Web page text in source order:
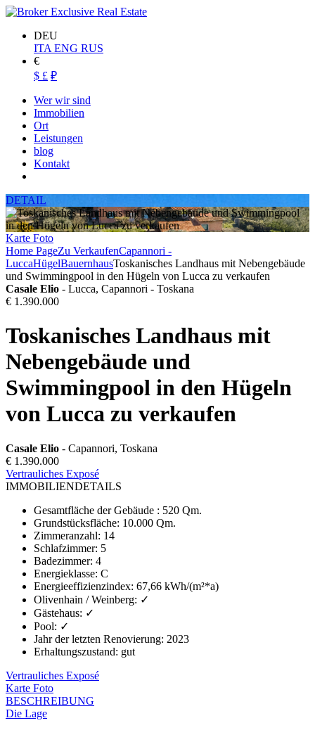
DEU
ITA ENG RUS
€
$ £ ₽
Wer wir sind
Immobilien
Ort
Leistungen
blog
Kontakt
DETAIL
Karte Foto
Home PageZu VerkaufenCapannori -
LuccaHügelBauernhausToskanisches Landhaus mit Nebengebäude
und Swimmingpool in den Hügeln von Lucca zu verkaufen
Casale Elio - Lucca, Capannori - Toskana
€ 1.390.000
Toskanisches Landhaus mit
Nebengebäude und
Swimmingpool in den Hügeln
von Lucca zu verkaufen
Casale Elio - Capannori, Toskana
€ 1.390.000
Vertrauliches Exposé
IMMOBILIENDETAILS
Gesamtfläche der Gebäude : 520 Qm.
Grundstücksfläche: 10.000 Qm.
Zimmeranzahl: 14
Schlafzimmer: 5
Badezimmer: 4
Energieklasse: C
Energieeffizienzindex: 67,66 kWh/(m²*a)
Olivenhain / Weinberg: ✓
Gästehaus: ✓
Pool: ✓
Jahr der letzten Renovierung: 2023
Erhaltungszustand: gut
Vertrauliches Exposé
Karte Foto
BESCHREIBUNG
Die Lage